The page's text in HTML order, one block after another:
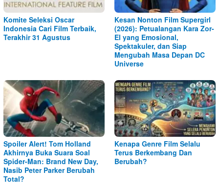
Komite Seleksi Oscar
Indonesia Cari Film Terbaik,
Terakhir 31 Agustus
Kesan Nonton Film Supergirl
(2026): Petualangan Kara Zor-
El yang Emosional,
Spektakuler, dan Siap
Mengubah Masa Depan DC
Universe
Spoiler Alert! Tom Holland
Akhirnya Buka Suara Soal
Spider-Man: Brand New Day,
Nasib Peter Parker Berubah
Total?
Kenapa Genre Film Selalu
Terus Berkembang Dan
Berubah?